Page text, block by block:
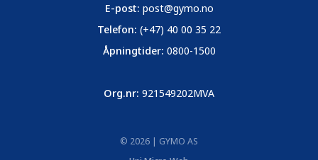
E-post: post@gymo.no
Telefon: (+47) 40 00 35 22
Åpningtider: 0800-1500
Org.nr: 921549202MVA
© 2026 | GYMO AS